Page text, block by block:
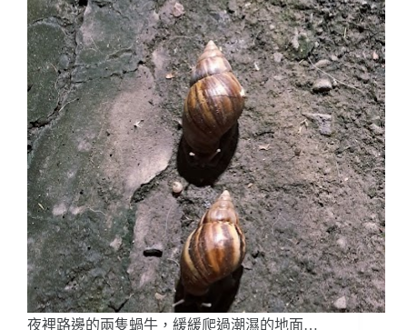
夜裡路邊的兩隻蝸牛，緩緩爬過潮濕的地面…